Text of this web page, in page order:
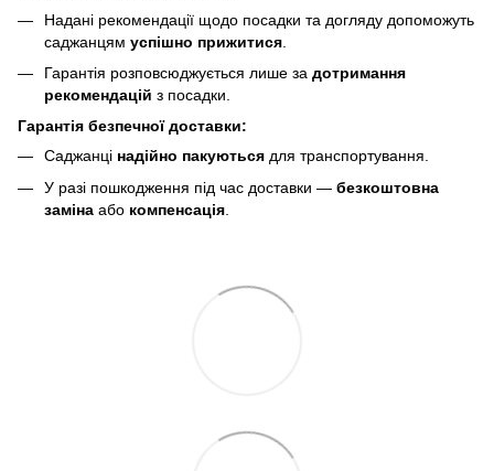
Надані рекомендації щодо посадки та догляду допоможуть
саджанцям успішно прижитися
Гарантія розповсюджується лише за дотримання
рекомендацій з посадки.
Гарантія безпечної доставки:
Саджанці надійно пакуються для транспортування.
У разі пошкодження під час доставки — безкоштовна
заміна або компенсація